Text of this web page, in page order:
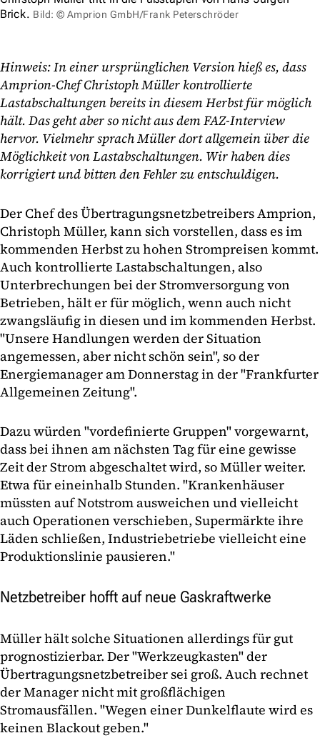
Brick. Bild: © Amprion GmbH/Frank Peterschröder
Hinweis: In einer ursprünglichen Version hieß es, dass
Amprion-Chef Christoph Müller kontrollierte
Lastabschaltungen bereits in diesem Herbst für möglich
hält. Das geht aber so nicht aus dem FAZ-Interview
hervor. Vielmehr sprach Müller dort allgemein über die
Möglichkeit von Lastabschaltungen. Wir haben dies
korrigiert und bitten den Fehler zu entschuldigen.
Der Chef des Übertragungsnetzbetreibers Amprion,
Christoph Müller, kann sich vorstellen, dass es im
kommenden Herbst zu hohen Strompreisen kommt.
Auch kontrollierte Lastabschaltungen, also
Unterbrechungen bei der Stromversorgung von
Betrieben, hält er für möglich, wenn auch nicht
zwangsläufig in diesen und im kommenden Herbst.
"Unsere Handlungen werden der Situation
angemessen, aber nicht schön sein", so der
Energiemanager am Donnerstag in der "Frankfurter
Allgemeinen Zeitung".
Dazu würden "vordefinierte Gruppen" vorgewarnt,
dass bei ihnen am nächsten Tag für eine gewisse
Zeit der Strom abgeschaltet wird, so Müller weiter.
Etwa für eineinhalb Stunden. "Krankenhäuser
müssten auf Notstrom ausweichen und vielleicht
auch Operationen verschieben, Supermärkte ihre
Läden schließen, Industriebetriebe vielleicht eine
Produktionslinie pausieren."
Netzbetreiber hofft auf neue Gaskraftwerke
Müller hält solche Situationen allerdings für gut
prognostizierbar. Der "Werkzeugkasten" der
Übertragungsnetzbetreiber sei groß. Auch rechnet
der Manager nicht mit großflächigen
Stromausfällen. "Wegen einer Dunkelflaute wird es
keinen Blackout geben."